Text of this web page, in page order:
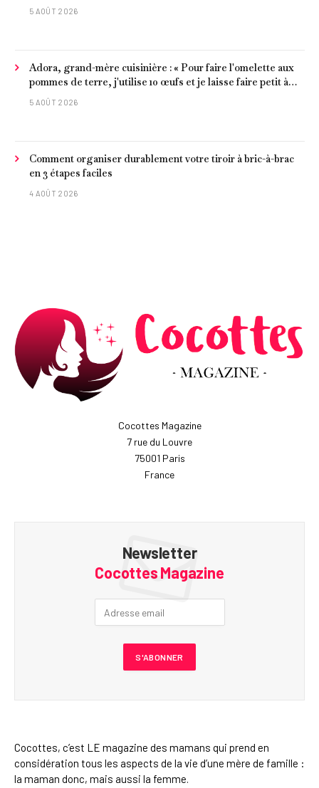
5 AOÛT 2026
Adora, grand-mère cuisinière : « Pour faire l'omelette aux
pommes de terre, j'utilise 10 œufs et je laisse faire petit à
petit »
5 AOÛT 2026
Comment organiser durablement votre tiroir à bric-à-brac
en 3 étapes faciles
4 AOÛT 2026
Cocottes Magazine
7 rue du Louvre
75001 Paris
France
Newsletter
Cocottes Magazine
Cocottes, c’est LE magazine des mamans qui prend en
considération tous les aspects de la vie d’une mère de famille :
la maman donc, mais aussi la femme.